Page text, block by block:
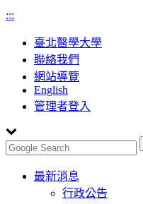
:::
臺北醫學大學
聯絡我們
網站導覽
English
管理者登入
Toggle
navigation
最新消息
行政公告